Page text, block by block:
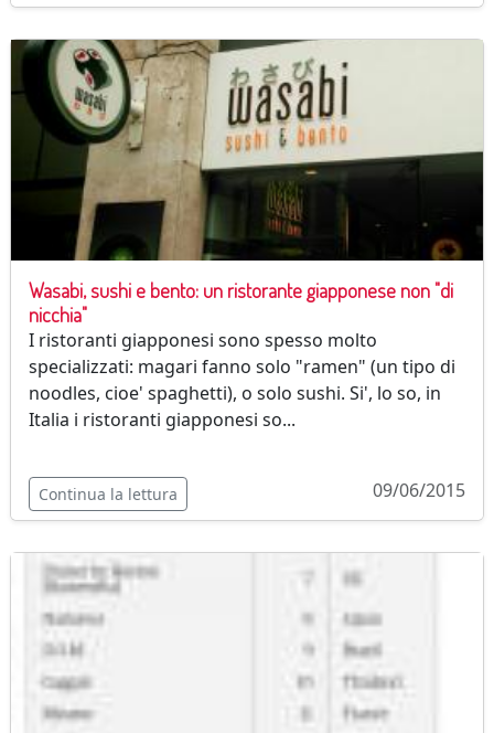
Wasabi, sushi e bento: un ristorante giapponese non "di
nicchia"
I ristoranti giapponesi sono spesso molto
specializzati: magari fanno solo "ramen" (un tipo di
noodles, cioe' spaghetti), o solo sushi. Si', lo so, in
Italia i ristoranti giapponesi so...
Continua la lettura 09/06/2015